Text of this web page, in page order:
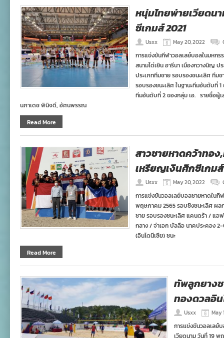
หนุ่มไทยพ่ายเวียดน
ซีเกมส์ 2021
Usxx May 20, 2022
การแข่งขันกีฬาวอลเลย์บอลในมหกร
สนามได่เยิน อารีนา เมืองกวางนิญ
ประเภททีมชาย รอบรองชนะเลิศ ทีม
รอบรองชนะเลิศ ในฐานะทีมอันดับที่
ทีมอันดับที่ 2 ของกลุ่ม เอ. รายชื่อผู้
นภาเดช พินิจดี, อัศนพรรณ
Read More
สาวชายหาดคว้าทอ
เหรียญเงินศึกซีเกม
Usxx May 20, 2022
การแข่งขันวอลเลย์บอลชายหาดในกี
พฤษภาคม 2565 รอบชิงชนะเลิศ ผ
ชาย รอบรองชนะเลิศ แคนดร้า / แอ
กลาง / จ่าเอก บัลลือ นาคประคอง 2-
(อินโดนีเซีย) ชนะ
Read More
ทัพลูกยาง
ทองดวลอิ
Usxx May
การแข่งขันวอลเลย์
เวียดนาม วันที่ 19